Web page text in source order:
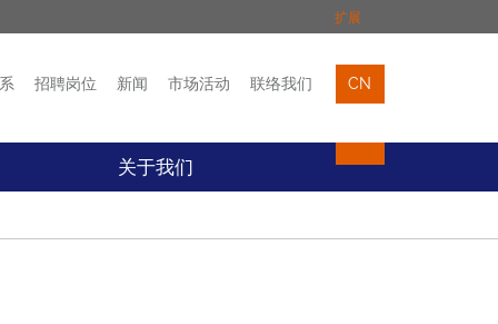
扩展
市场活动 联络我们
招聘岗位 新闻 市场活动 联络我们 CN
关于我们